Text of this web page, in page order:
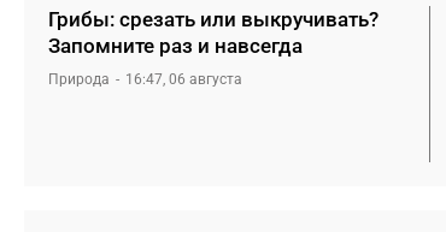
Грибы: срезать или выкручивать?
Запомните раз и навсегда
Природа 16:47, 06 августа